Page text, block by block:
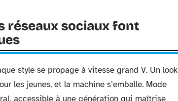
réseaux sociaux font
style se propage à vitesse grand V. Un look
les jeunes, et la machine s’emballe. Mode
accessible à une génération qui maîtrise